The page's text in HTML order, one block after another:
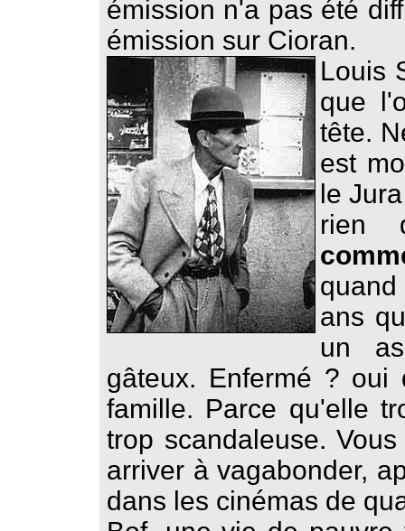
émission n'a pas été
émission sur Cioran.
Louis
que
tête.
est
le
rien
ans
un
gâteux. Enfermé ?
famille. Parce qu'elle
trop scandaleuse.
arriver à vagabonder,
dans les cinémas de